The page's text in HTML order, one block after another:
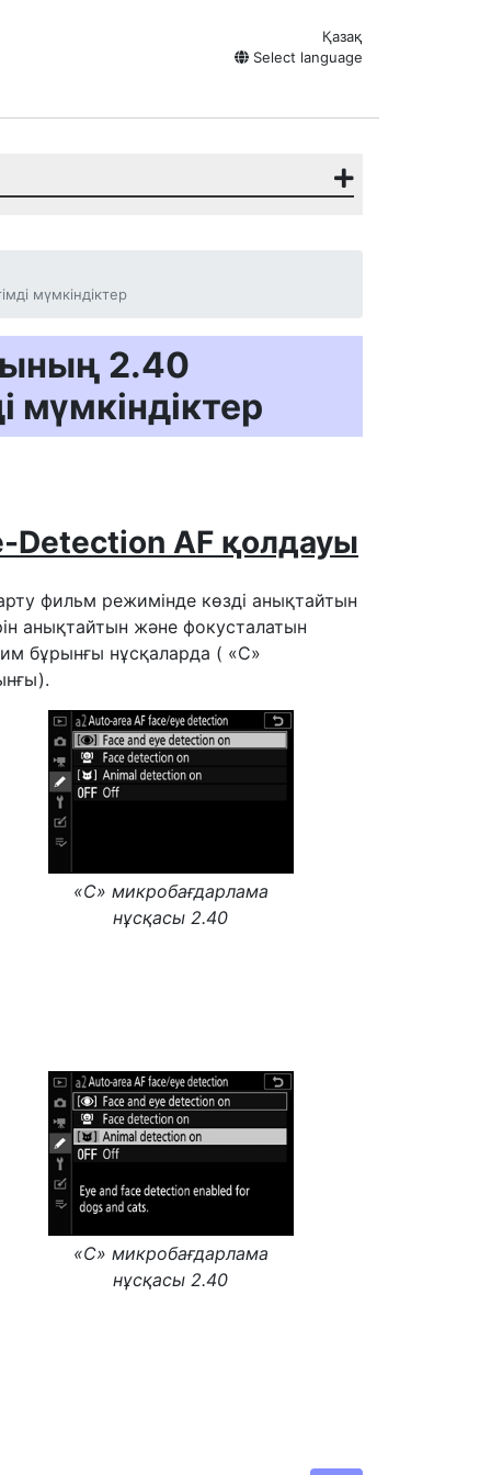
Қазақ
Select language
мүмкіндіктер
2.40
мүмкіндіктер
Detection AF қолдауы
фильм режимінде көзді анықтайтын
анықтайтын және фокусталатын
бұрынғы нұсқаларда ( «C»
«С» микробағдарлама
нұсқасы 2.40
«С» микробағдарлама
нұсқасы 2.40